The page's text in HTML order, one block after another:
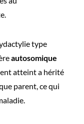
type
autosomique
atteint a hérité
parent, ce qui